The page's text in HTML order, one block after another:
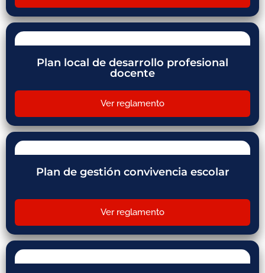
Plan local de desarrollo profesional
docente
Ver reglamento
Plan de gestión convivencia escolar
Ver reglamento